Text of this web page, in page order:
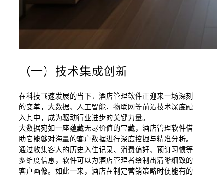
（一）技术集成创新
在科技飞速发展的当下，酒店管理软件正迎来一场深刻
的变革，大数据、人工智能、物联网等前沿技术深度融
入其中，成为驱动行业进步的关键力量。
大数据宛如一座蕴藏无尽价值的宝藏，酒店管理软件借
助它能够对海量的客户数据进行深度挖掘与精准分析。
通过收集客人的历史入住记录、消费偏好、预订习惯等
多维度信息，软件可以为酒店管理者绘制出清晰细致的
客户画像。如此一来，酒店在制定营销策略时便能有的